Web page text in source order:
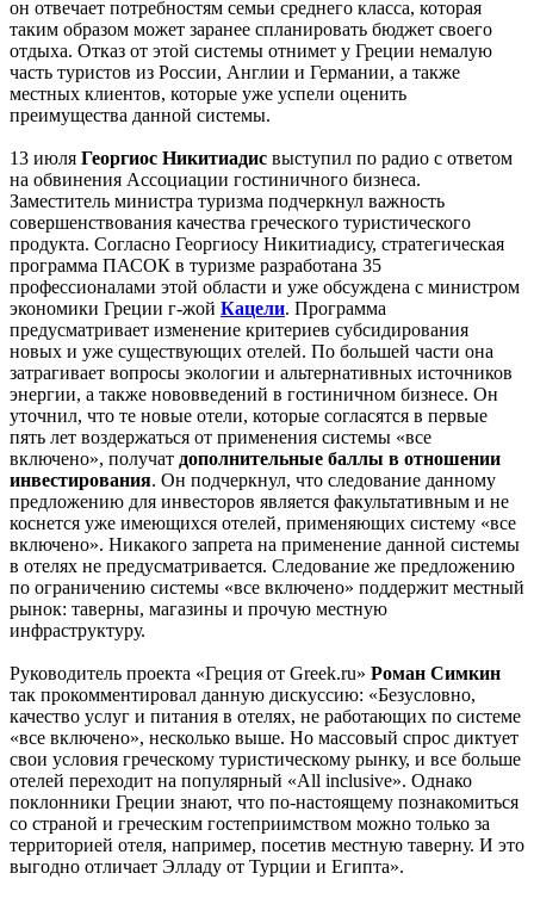
он отвечает потребностям семьи среднего класса, которая
таким образом может заранее спланировать бюджет своего
отдыха. Отказ от этой системы отнимет у Греции немалую
часть туристов из России, Англии и Германии, а также
местных клиентов, которые уже успели оценить
преимущества данной системы.
13 июля Георгиос Никитиадис выступил по радио с ответом
на обвинения Ассоциации гостиничного бизнеса.
Заместитель министра туризма подчеркнул важность
совершенствования качества греческого туристического
продукта. Согласно Георгиосу Никитиадису, стратегическая
программа ПАСОК в туризме разработана 35
профессионалами этой области и уже обсуждена с министром
экономики Греции г-жой Кацели. Программа
предусматривает изменение критериев субсидирования
новых и уже существующих отелей. По большей части она
затрагивает вопросы экологии и альтернативных источников
энергии, а также нововведений в гостиничном бизнесе. Он
уточнил, что те новые отели, которые согласятся в первые
пять лет воздержаться от применения системы «все
включено», получат дополнительные баллы в отношении
инвестирования. Он подчеркнул, что следование данному
предложению для инвесторов является факультативным и не
коснется уже имеющихся отелей, применяющих систему «все
включено». Никакого запрета на применение данной системы
в отелях не предусматривается. Следование же предложению
по ограничению системы «все включено» поддержит местный
рынок: таверны, магазины и прочую местную
инфраструктуру.
Руководитель проекта «Греция от Greek.ru» Роман Симкин
так прокомментировал данную дискуссию: «Безусловно,
качество услуг и питания в отелях, не работающих по системе
«все включено», несколько выше. Но массовый спрос диктует
свои условия греческому туристическому рынку, и все больше
отелей переходит на популярный «All inclusive». Однако
поклонники Греции знают, что по-настоящему познакомиться
со страной и греческим гостеприимством можно только за
территорией отеля, например, посетив местную таверну. И это
выгодно отличает Элладу от Турции и Египта».